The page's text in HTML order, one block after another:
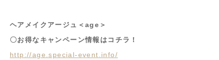
ヘアメイクアージュ＜age＞
〇お得なキャンペーン情報はコチラ！
http://age.special-event.info/